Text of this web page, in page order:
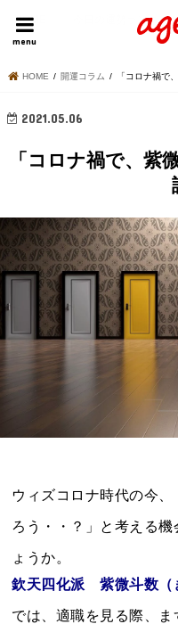
menu
HOME 今日の運勢ランキン
HOME 開運コラム 「コロナ禍で
2021.05.06
「コロナ禍で、紫
ウィズコロナ時代の今
ろう・・？」と考える
ょうか。
欽天四化派 紫微斗数（
では、適職を見る際、